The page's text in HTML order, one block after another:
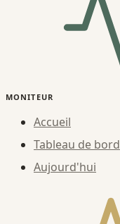
MONITEUR
Accueil
Tableau de bord
Aujourd'hui